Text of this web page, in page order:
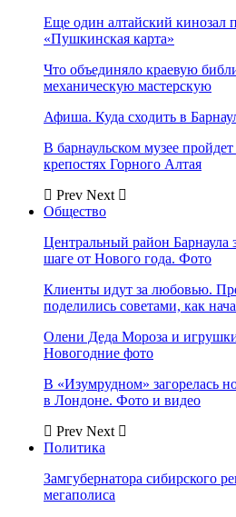
Еще один алтайский кинозал
«Пушкинская карта»
Что объединяло краевую
механическую мастерскую
Афиша. Куда сходить в
В барнаульском музее
крепостях Горного Алтая
Prev Next
Общество
Центральный район Барнаула
шаге от Нового года. Фото
Клиенты идут за любовью.
поделились советами, как
Олени Деда Мороза и игрушки
Новогодние фото
В «Изумрудном» загорелась
в Лондоне. Фото и видео
Prev Next
Политика
Замгубернатора сибирского
мегаполиса